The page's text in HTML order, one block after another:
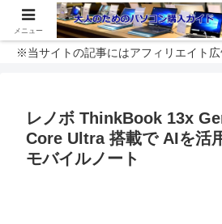
※当サイトの記事にはアフィリエイト
レノボ ThinkBook 13x
Core Ultra 搭載で AIを活
モバイルノート
メニュー